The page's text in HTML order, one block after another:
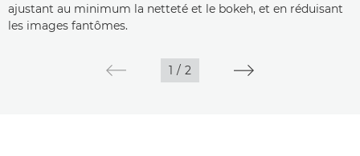
ajustant au minimum la netteté et le bokeh, et en réduisant
les images fantômes.
1 / 2